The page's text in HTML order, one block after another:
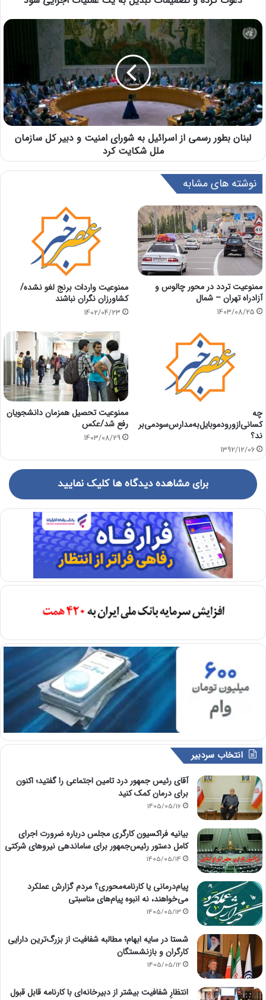
لبنان بطور رسمی از اسرائیل به شورای امنیت و دبیر کل سازمان
ملل شکایت کرد
نوشته های مشابه
ممنوعیت تردد در محور چالوس و
آزادراه تهران – شمال
1403/08/25
ممنوعیت واردات برنج لغو نشده/
کشاورزان نگران نباشند
1402/04/23
چه
کسانی‌از‌ورودموبایل‌به‌مدارس‌سود‌می‌بر
ند؟
1392/12/06
ممنوعیت تحصیل همزمان دانشجویان
رفع شد/عکس
1403/08/29
برای مشاهده دیدگاه ها کلیک نمایید
انتخاب سردبیر
آقای رئیس جمهور درد تامین اجتماعی را گفتید؛ اکنون
برای درمان کمک کنید
1405/05/16
بیانیه فراکسیون کارگری مجلس درباره ضرورت اجرای
کامل دستور رئیس‌جمهور برای ساماندهی نیروهای شرکتی
1405/05/14
پیام‌درمانی یا کارنامه‌محوری؟ مردم گزارش عملکرد
می‌خواهند، نه انبوه پیام‌های مناسبتی
1405/05/13
شستا در سایه ابهام؛ مطالبه شفافیت از بزرگ‌ترین دارایی
کارگران و بازنشستگان
1405/05/12
انتظارِ شفافیت بیشتر از دبیرخانه‌ای با کارنامه قابل قبول